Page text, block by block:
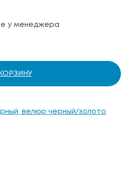
у менеджера
велюр черный/золото